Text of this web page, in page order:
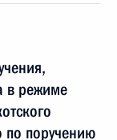
в режиме
по поручению